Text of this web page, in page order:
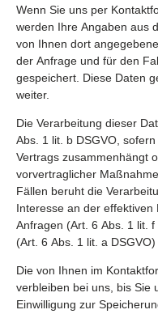
Wenn Sie uns per
werden Ihre Angaben aus
von Ihnen dort
der Anfrage und für den
gespeichert. Diese Daten
weiter.
Die Verarbeitung dieser
Abs. 1 lit. b DSGVO,
Vertrags zusammenhängt
vorvertraglicher
Fällen beruht die
Interesse an der
Anfragen (Art. 6 Abs. 1 lit.
(Art. 6 Abs. 1 lit. a
Die von Ihnen im
verbleiben bei uns, bis Sie
Einwilligung zur